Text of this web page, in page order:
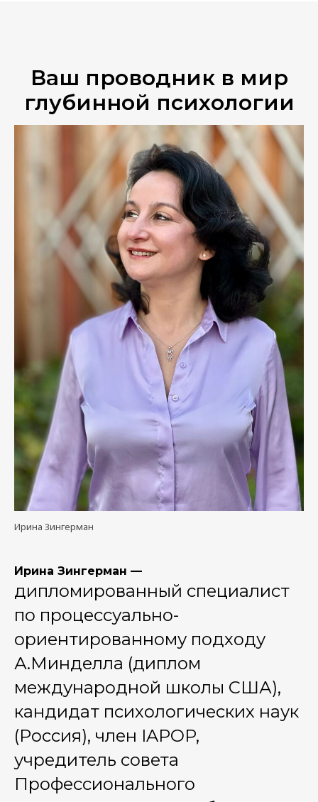
Ваш проводник в мир
глубинной психологии
Ирина Зингерман
Ирина Зингерман —
дипломированный специалист
по процессуально-
ориентированному подходу
А.Минделла (диплом
международной школы США),
кандидат психологических наук
(Россия), член IAPOP,
учредитель совета
Профессионального